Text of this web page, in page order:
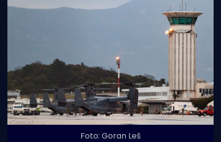
Foto: Goran Leš